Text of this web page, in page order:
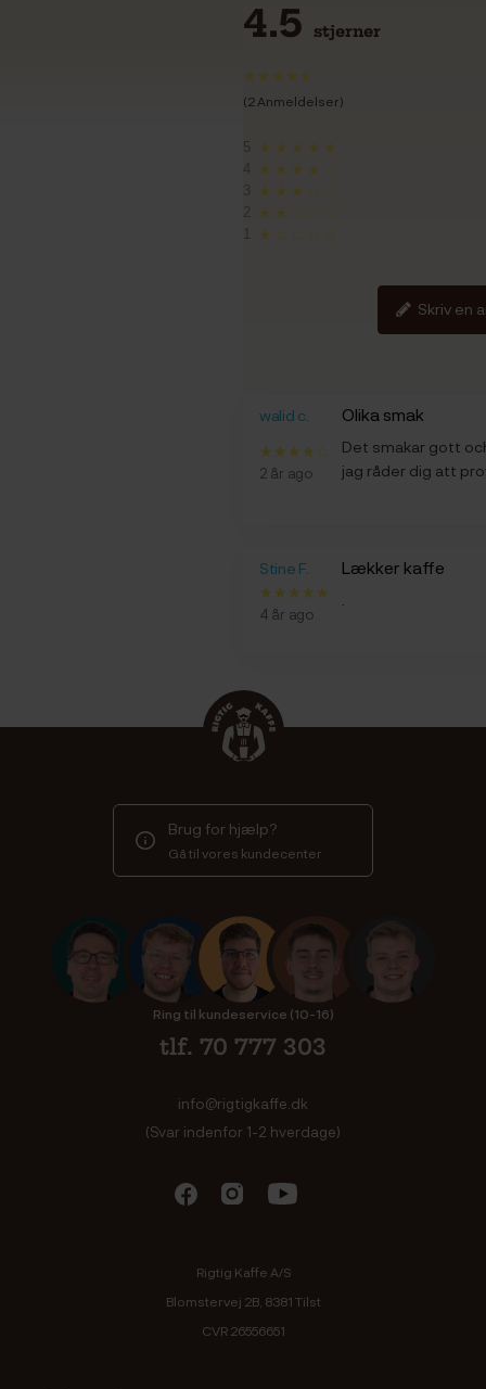
4.5 stjerner
(2 Anmeldelser)
5 ★★★★★
★★★★☆
3 ★★★☆☆
★★☆☆☆
★☆☆☆☆
Skriv en
walid c.
2 år ago
Olika smak
Det smakar gott
jag råder dig att
Stine F.
4 år ago
Lækker kaffe
Brug for hjælp?
Gå til vores kundecenter
Ring til kundeservice (10-16)
tlf. 70 777 303
info@rigtigkaffe.dk
(Svar indenfor 1-2 hverdage)
Rigtig Kaffe A/S
Blomstervej 2B, 8381 Tilst
CVR 26556651